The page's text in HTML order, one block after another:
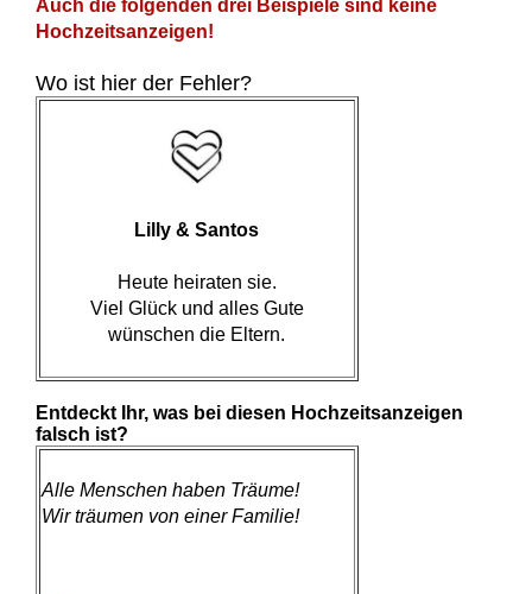
Auch die folgenden drei Beispiele sind keine
Hochzeitsanzeigen!
Wo ist hier der Fehler?
Lilly & Santos
Heute heiraten sie.
Viel Glück und alles Gute
wünschen die Eltern.
Entdeckt Ihr, was bei diesen Hochzeitsanzeigen
falsch ist?
Alle Menschen haben Träume!
Wir träumen von einer Familie!